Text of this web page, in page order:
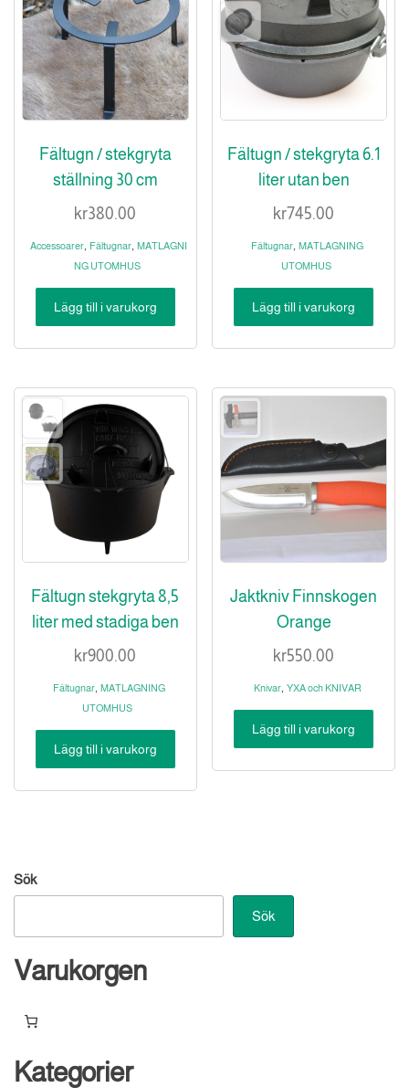
Fältugn / stekgryta
ställning 30 cm
kr380.00
Accessoarer Fältugnar MATLAGNI
NG UTOMHUS
Lägg till i varukorg
Fältugn / stekgryta 6.1
liter utan ben
kr745.00
Fältugnar MATLAGNING
UTOMHUS
Lägg till i varukorg
Fältugn stekgryta 8,5
liter med stadiga ben
kr900.00
Fältugnar, MATLAGNING
UTOMHUS
Lägg till i varukorg
Jaktkniv Finnskogen
Orange
kr550.00
Knivar, YXA och KNIVAR
Lägg till i varukorg
Sök
Sök
Varukorgen
Kategorier